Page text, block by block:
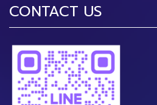
CONTACT US